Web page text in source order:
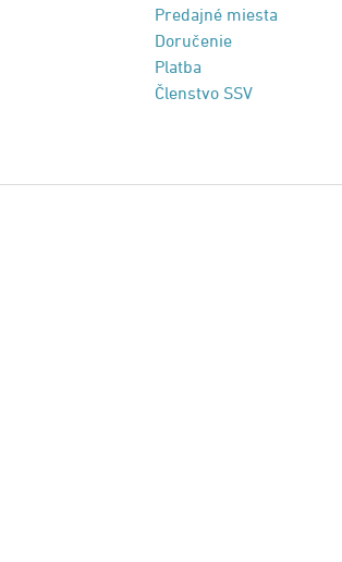
Predajné miesta
Doručenie
Platba
Členstvo SSV